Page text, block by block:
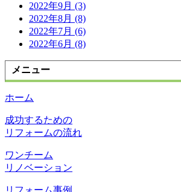
2022年9月 (3)
2022年8月 (8)
2022年7月 (6)
2022年6月 (8)
メニュー
ホーム
成功するための
リフォームの流れ
ワンチーム
リノベーション